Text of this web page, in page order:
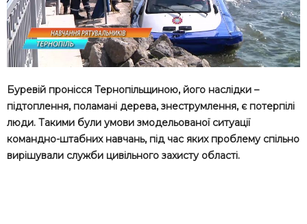
Буревій пронісся Тернопільщиною, його наслідки –
підтоплення, поламані дерева, знеструмлення, є потерпілі
люди. Такими були умови змодельованої ситуації
командно-штабних навчань, під час яких проблему спільно
вирішували служби цивільного захисту області.